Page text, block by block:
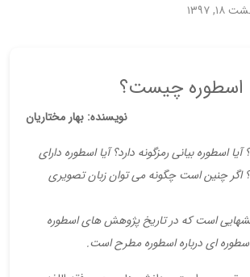
۱۳۹۷
اسطوره چیست؟
نویسنده: بهار مختاریان
اسطوره بیانی رمزگونه دارد؟ آیا اسطوره دارای
اگر چنین است چگونه می توان زبان تصویری
است که در تاریخ پژوهش های اسطوره
ای درباره اسطوره مطرح است.